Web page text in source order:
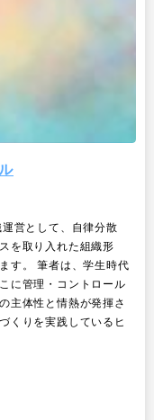
営として、自律分散
を取り入れた組織形
す。 筆者は、学生時代
に管理・コントロール
主体性と情熱が発揮さ
くりを実践しているヒ